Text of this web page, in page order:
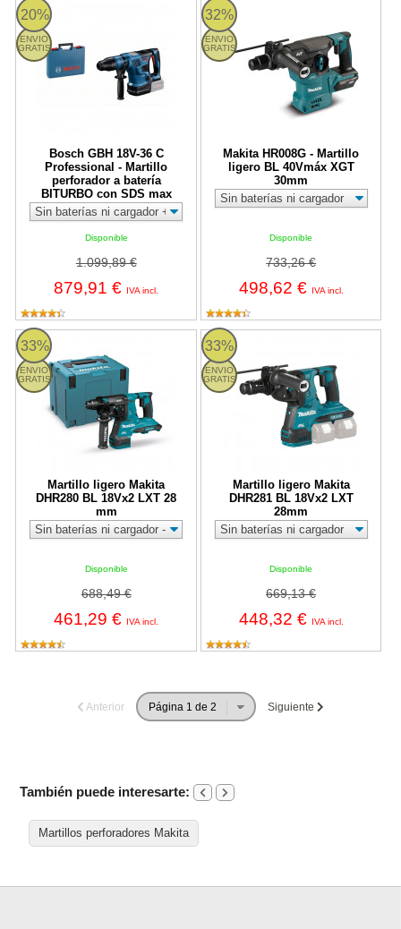
20%
ENVIO
GRATIS
Bosch GBH 18V-36 C
Professional - Martillo
perforador a batería
BITURBO con SDS max
Disponible
1.099,89 €
879,91 € IVA incl.
Bosch GBH 18V-36 C Professional - Martillo perforador a
32%
ENVIO
GRATIS
Makita HR008G - Martillo
ligero BL 40Vmáx XGT
30mm
Disponible
733,26 €
498,62 € IVA incl.
Makita HR008G - Martillo ligero
33%
ENVIO
GRATIS
Martillo ligero Makita
DHR280 BL 18Vx2 LXT 28
mm
Disponible
688,49 €
461,29 € IVA incl.
Martillo ligero Makita DHR280 BL 18Vx2 LXT 28 mm
33%
ENVIO
GRATIS
Martillo ligero Makita
DHR281 BL 18Vx2 LXT
28mm
Disponible
669,13 €
448,32 € IVA incl.
Martillo ligero Makita DHR281 BL
Anterior Siguiente
También puede interesarte:
Martillos perforadores Makita